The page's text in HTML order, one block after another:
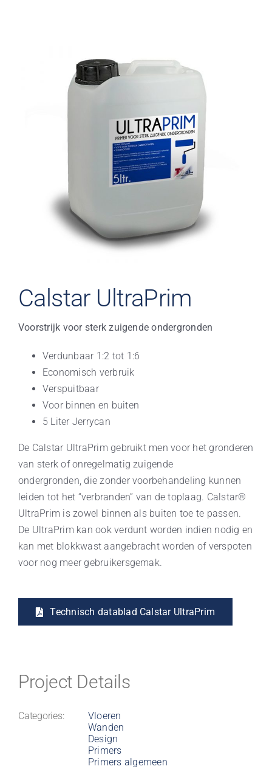
Calstar UltraPrim
Voorstrijk voor sterk zuigende ondergronden
Verdunbaar 1:2 tot 1:6
Economisch verbruik
Verspuitbaar
Voor binnen en buiten
5 Liter Jerrycan
De Calstar UltraPrim gebruikt men voor het gronderen
van sterk of onregelmatig zuigende
ondergronden, die zonder voorbehandeling kunnen
leiden tot het “verbranden” van de toplaag. Calstar®
UltraPrim is zowel binnen als buiten toe te passen.
De UltraPrim kan ook verdunt worden indien nodig en
kan met blokkwast aangebracht worden of verspoten
voor nog meer gebruikersgemak.
Technisch datablad Calstar UltraPrim
Project Details
Categories:
Vloeren
Wanden
Design
Primers
Primers algemeen